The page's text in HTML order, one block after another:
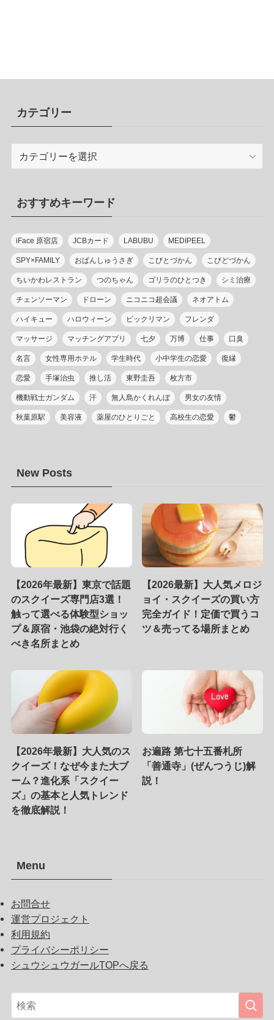
カテゴリー
リ
ー
おすすめキーワード
iFace 原宿店 JCBカード LABUBU MEDIPEEL
SPY×FAMILY おぱんしゅうさぎ こびとづかん こびどづかん
ちいかわレストラン つのちゃん ゴリラのひとつき シミ治療
チェンソーマン ドローン ニコニコ超会議 ネオアトム
ハイキュー ハロウィーン ビックリマン フレンダ
マッサージ マッチングアプリ 七夕 万博 仕事 口臭
名言 女性専用ホテル 学生時代 小中学生の恋愛 復縁
恋愛 手塚治虫 推し活 東野圭吾 枚方市
機動戦士ガンダム 汗 無人島かくれんぼ 男女の友情
秋葉原駅 美容液 薬屋のひとりごと 高校生の恋愛 鬱
New Posts
【2026年最新】東京で話題
のスクイーズ専門店3選！
触って選べる体験型ショッ
プ＆原宿・池袋の絶対行く
べき名所まとめ
【2026最新】大人気メロジ
ョイ・スクイーズの買い方
完全ガイド！定価で買うコ
ツ＆売ってる場所まとめ
【2026年最新】大人気のス
クイーズ！なぜ今また大ブ
ーム？進化系「スクイー
ズ」の基本と人気トレンド
を徹底解説！
お遍路 第七十五番札所
「善通寺」(ぜんつうじ)解
説！
Menu
お問合せ
運営プロジェクト
利用規約
プライバシーポリシー
シュウシュウガールTOPへ戻る